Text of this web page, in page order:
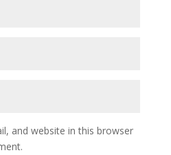
and website in this browser